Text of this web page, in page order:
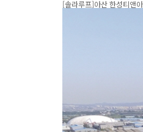
[솔라루프]아산 한성티앤